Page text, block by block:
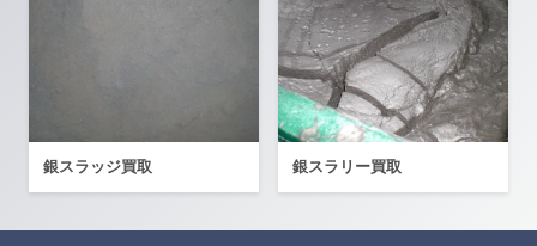
銀スラッジ買取 銀スラリー買取